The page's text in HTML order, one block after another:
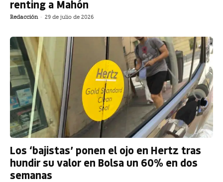
renting a Mahón
Redacción - 29 de julio de 2026
Los ‘bajistas’ ponen el ojo en Hertz tras
hundir su valor en Bolsa un 60% en dos
semanas